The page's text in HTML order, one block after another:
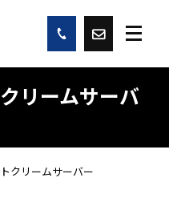
リームサーバ
クリームサーバー